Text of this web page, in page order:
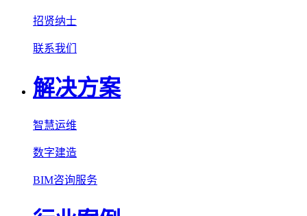
招贤纳士
联系我们
解决方案
智慧运维
数字建造
BIM咨询服务